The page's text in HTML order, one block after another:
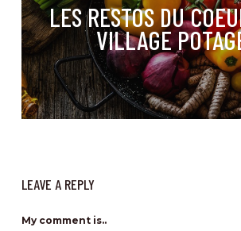
LES RESTOS DU
VILLAGE
LEAVE A REPLY
My comment is..